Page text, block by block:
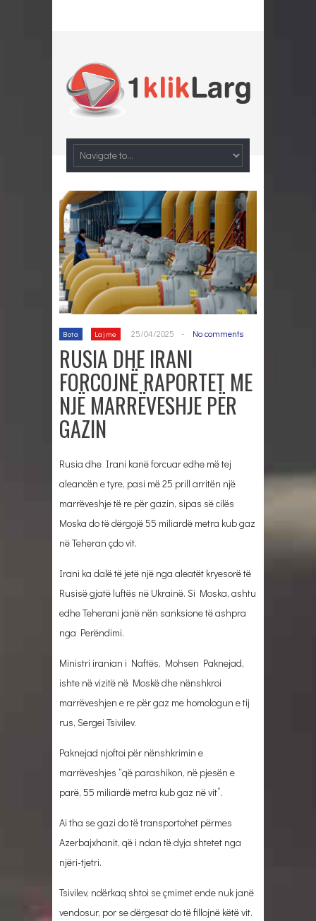
Bota Lajme 25/04/2025 - No comments
RUSIA DHE IRANI
FORCOJNË RAPORTET ME
NJË MARRËVESHJE PËR
GAZIN
Rusia dhe Irani kanë forcuar edhe më tej
aleancën e tyre, pasi më 25 prill arritën një
marrëveshje të re për gazin, sipas së cilës
Moska do të dërgojë 55 miliardë metra kub gaz
në Teheran çdo vit.
Irani ka dalë të jetë një nga aleatët kryesorë të
Rusisë gjatë luftës në Ukrainë. Si Moska, ashtu
edhe Teherani janë nën sanksione të ashpra
nga Perëndimi.
Ministri iranian i Naftës, Mohsen Paknejad,
ishte në vizitë në Moskë dhe nënshkroi
marrëveshjen e re për gaz me homologun e tij
rus, Sergei Tsivilev.
Paknejad njoftoi për nënshkrimin e
marrëveshjes “që parashikon, në pjesën e
parë, 55 miliardë metra kub gaz në vit”.
Ai tha se gazi do të transportohet përmes
Azerbajxhanit, që i ndan të dyja shtetet nga
njëri-tjetri.
Tsivilev, ndërkaq shtoi se çmimet ende nuk janë
vendosur, por se dërgesat do të fillojnë këtë vit.